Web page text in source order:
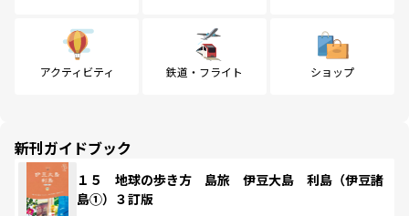
アクティビティ 鉄道・フライト ショップ
新刊ガイドブック
１５ 地球の歩き方 島旅 伊豆大島 利島（伊豆諸
島①）３訂版